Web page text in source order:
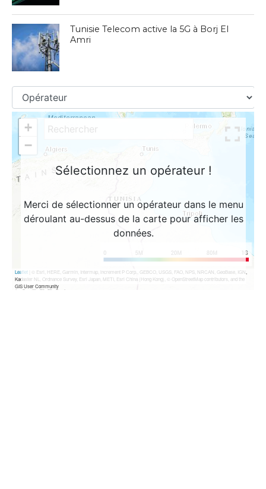
Tunisie Telecom active la 5G à Borj El
Amri